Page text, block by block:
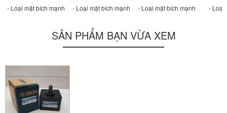
- Loại mặt bích mạnh
- Kích thước khung:
- Loại mặt bích mạnh
- Kích thước khung:
90mm
- Loại mặt bích mạnh
- Kích thước khung:
90mm
- Loại
SẢN PHẨM BẠN VỪA XEM